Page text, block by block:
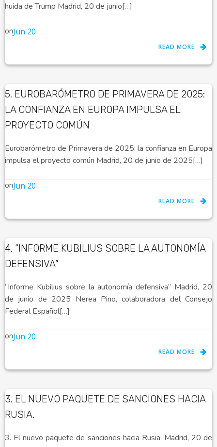
huida de Trump Madrid, 20 de junio[…]
onJun 20
READ MORE
5. EUROBARÓMETRO DE PRIMAVERA DE 2025:
LA CONFIANZA EN EUROPA IMPULSA EL
PROYECTO COMÚN
Eurobarómetro de Primavera de 2025: la confianza en Europa
impulsa el proyecto común Madrid, 20 de junio de 2025[…]
onJun 20
READ MORE
4. “INFORME KUBILIUS SOBRE LA AUTONOMÍA
DEFENSIVA”
“Informe Kubilius sobre la autonomía defensiva” Madrid, 20
de junio de 2025 Nerea Pino, colaboradora del Consejo
Federal Español[…]
onJun 20
READ MORE
3. EL NUEVO PAQUETE DE SANCIONES HACIA
RUSIA.
3. El nuevo paquete de sanciones hacia Rusia. Madrid, 20 de